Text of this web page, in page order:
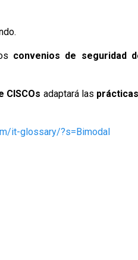
convenios de seguridad
CISCOs adaptará las
it-glossary/?s=Bimodal